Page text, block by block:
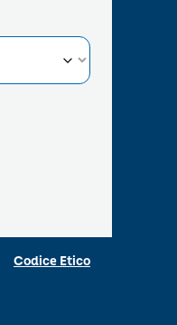
Codice Etico